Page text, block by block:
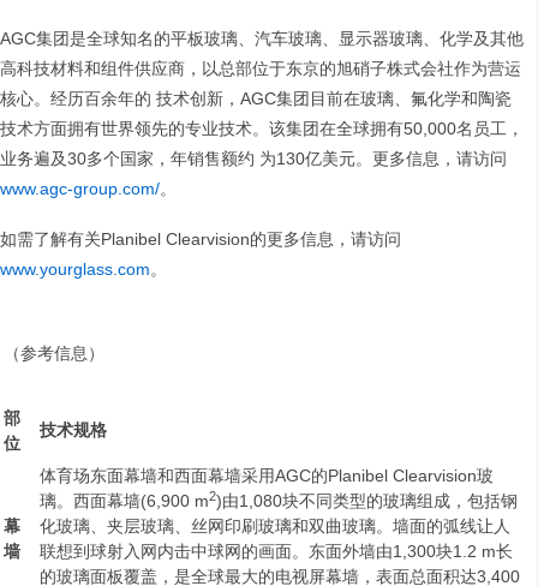
AGC集团是全球知名的平板玻璃、汽车玻璃、显示器玻璃、化学及其他
高科技材料和组件供应商，以总部位于东京的旭硝子株式会社作为营运
核心。经历百余年的 技术创新，AGC集团目前在玻璃、氟化学和陶瓷
技术方面拥有世界领先的专业技术。该集团在全球拥有50,000名员工，
业务遍及30多个国家，年销售额约 为130亿美元。更多信息，请访问
www.agc-group.com/。
如需了解有关Planibel Clearvision的更多信息，请访问
www.yourglass.com。
（参考信息）
部
位
技术规格
幕
墙
体育场东面幕墙和西面幕墙采用AGC的Planibel Clearvision玻
璃。西面幕墙(6,900 m2)由1,080块不同类型的玻璃组成，包括钢
化玻璃、夹层玻璃、丝网印刷玻璃和双曲玻璃。墙面的弧线让人
联想到球射入网内击中球网的画面。东面外墙由1,300块1.2 m长
的玻璃面板覆盖，是全球最大的电视屏幕墙，表面总面积达3,400